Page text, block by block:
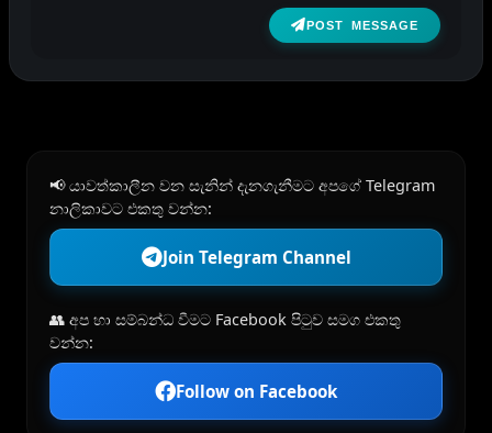
POST MESSAGE
📢 යාවත්කාලීන වන සැනින් දැනගැනීමට අපගේ Telegram
නාලිකාවට එකතු වන්න:
Join Telegram Channel
👥 අප හා සම්බන්ධ වීමට Facebook පිටුව සමග එකතු
වන්න:
Follow on Facebook